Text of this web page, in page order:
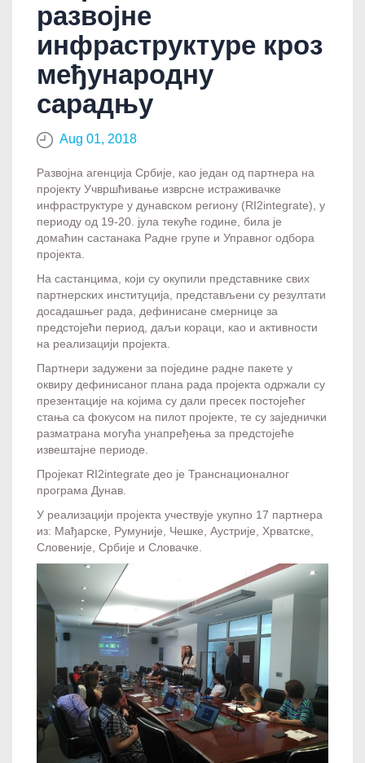
развојне
инфраструктуре кроз
међународну
сарадњу
Aug 01, 2018
Развојна агенција Србије, као један од партнера на
пројекту Учвршћивање изврсне истраживачке
инфраструктуре у дунавском региону (RI2integrate), у
периоду од 19-20. јулa текуће године, била je
домаћин састанака Радне групе и Управног одбора
пројекта.
На састанцима, који су окупили представнике свих
партнерских институција, представљени су резултати
досадашњег рада, дефинисане смернице за
предстојећи период, даљи кораци, као и активности
на реализацији пројекта.
Партнери задужени за поједине радне пакете у
оквиру дефинисаног плана рада пројекта одржали су
презентације на којима су дали пресек постојећег
стања са фокусом на пилот пројекте, те су заједнички
разматрана могућа унапређења за предстојеће
извештајне периоде.
Пројекат RI2integrate део je Транснационалног
програма Дунав.
У реализацији пројекта учествује укупно 17 партнера
из: Мађарскe, Румунијe, Чешкe, Аустријe, Хрватскe,
Словенијe, Србијe и Словачкe.